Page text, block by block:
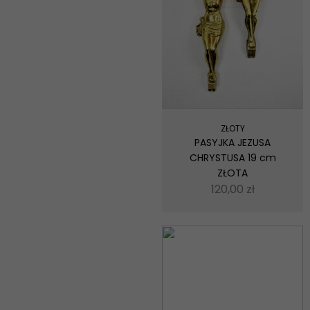
ZŁOTY
PASYJKA JEZUSA
CHRYSTUSA 19 cm
ZŁOTA
120,00 zł